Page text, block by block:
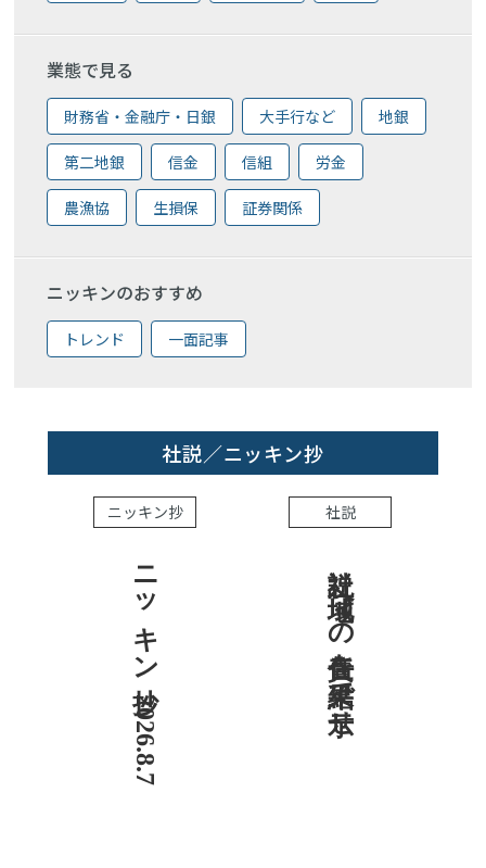
業態で見る
財務省・金融庁・日銀 大手行など 地銀
第二地銀 信金 信組 労金
農漁協 生損保 証券関係
ニッキンのおすすめ
トレンド 一面記事
社説／ニッキン抄
ニッキン抄
ニッキン抄 2026.8.7
社説
社説 地域への責任を結果で示せ